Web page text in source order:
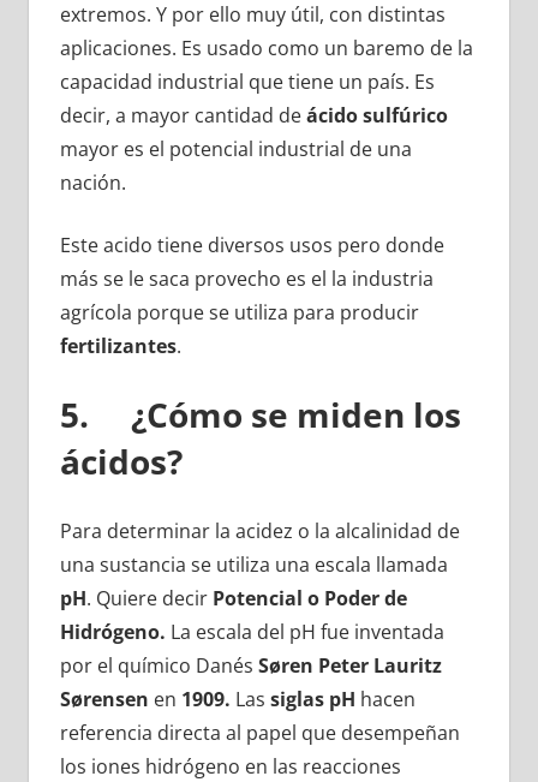
extremos. Y por ello muy útil, con distintas
aplicaciones. Es usado como un baremo de la
capacidad industrial que tiene un país. Es
decir, a mayor cantidad deácido sulfúrico
mayor es el potencial industrial de una
nación.
Este acido tiene diversos usos pero donde
más se le saca provecho es el la industria
agrícola porque se utiliza para producir
fertilizantes.
5. ¿Cómo se miden los
ácidos?
Para determinar la acidez o la alcalinidad de
una sustancia se utiliza una escala llamada
pH. Quiere decir Potencial o Poder de
Hidrógeno. La escala del pH fue inventada
por el químico Danés Søren Peter Lauritz
Sørensen en 1909. Las siglas pH hacen
referencia directa al papel que desempeñan
los iones hidrógeno en las reacciones